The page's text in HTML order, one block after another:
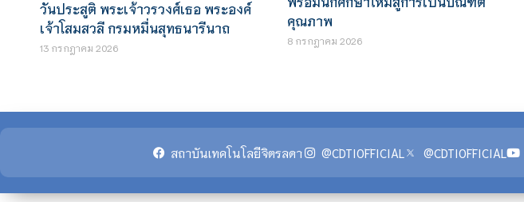
วันประสูติ พระเจ้าวรวงศ์เธอ พระองค์
เจ้าโสมสวลี กรมหมื่นสุทธนารีนาถ
13 กรกฎาคม 2026
คุณภาพ
8 กรกฎาคม 2026
สถาบันเทคโนโลยีจิตรลดา @CDTIOFFICIAL @CDTIOFFICIAL